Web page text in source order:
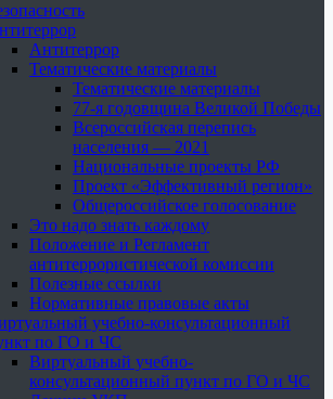
Антитеррор
Тематические материалы
Тематические материалы
77-я годовщина Великой Победы
Всероссийская перепись
населения — 2021
Национальные проекты РФ
Проект «Эффективный регион»
Общероссийское голосование
Это надо знать каждому
Положение и Регламент
антитеррористической комиссии
Полезные ссылки
Нормативные правовые акты
учебно-консультационный
по ГО и ЧС
Виртуальный учебно-
консультационный пункт по ГО и ЧС